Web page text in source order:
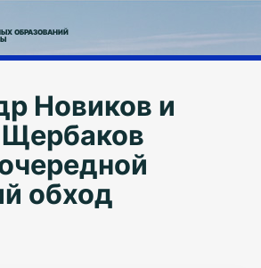
ОБРАЗОВАНИЙ
Новиков и
обход